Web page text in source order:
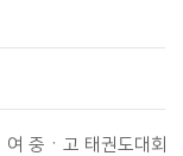
중ㆍ고 태권도대회